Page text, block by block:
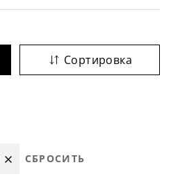
Сортировка
СБРОСИТЬ